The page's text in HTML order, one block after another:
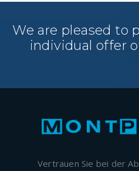
We are pleased to
individual offer
Vertrauen Sie bei der